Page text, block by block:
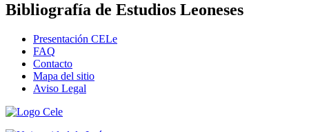
Bibliografía de Estudios Leoneses
Presentación CELe
FAQ
Contacto
Mapa del sitio
Aviso Legal